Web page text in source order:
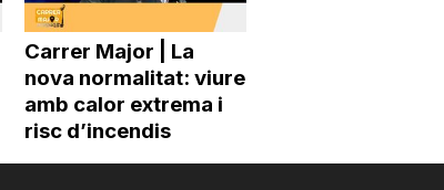
Carrer Major | La
nova normalitat: viure
amb calor extrema i
risc d’incendis